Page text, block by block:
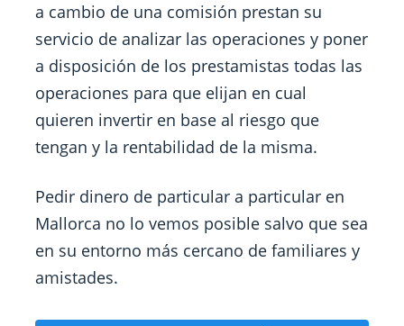
a cambio de una comisión prestan su
servicio de analizar las operaciones y poner
a disposición de los prestamistas todas las
operaciones para que elijan en cual
quieren invertir en base al riesgo que
tengan y la rentabilidad de la misma.
Pedir dinero de particular a particular en
Mallorca no lo vemos posible salvo que sea
en su entorno más cercano de familiares y
amistades.